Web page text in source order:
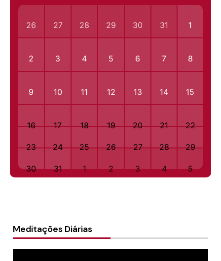
26 27 28 29 30 31 1
2 3 4 5 6 7 8
9 10 11 12 13 14 15
16 17 18 19 20 21 22
23 24 25 26 27 28 29
30 31 1 2 3 4 5
Meditações Diárias